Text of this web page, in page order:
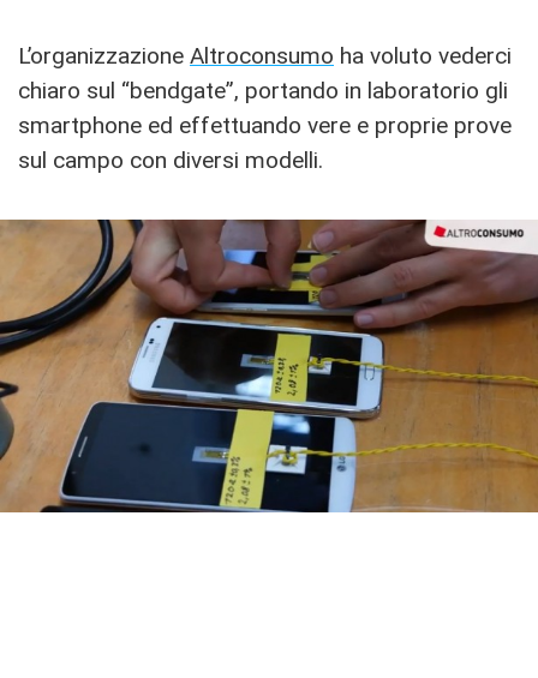
L’organizzazione Altroconsumo ha voluto vederci
chiaro sul “bendgate”, portando in laboratorio gli
smartphone ed effettuando vere e proprie prove
sul campo con diversi modelli.